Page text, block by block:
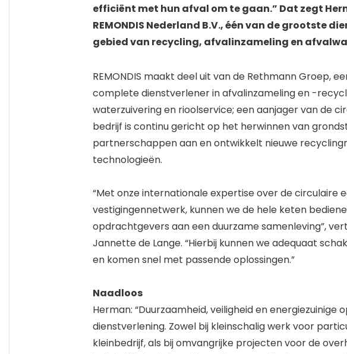
efficiënt met hun afval om te gaan.” Dat zegt
REMONDIS Nederland B.V., één van de grootste
gebied van recycling, afvalinzameling en
REMONDIS maakt deel uit van de Rethmann Groep,
complete dienstverlener in afvalinzameling en -
waterzuivering en rioolservice; een aanjager van de
bedrijf is continu gericht op het herwinnen van
partnerschappen aan en ontwikkelt nieuwe
technologieën.
“Met onze internationale expertise over de circulaire
vestigingennetwerk, kunnen we de hele keten
opdrachtgevers aan een duurzame samenleving”,
Jannette de Lange. “Hierbij kunnen we adequaat
en komen snel met passende oplossingen.”
Naadloos
Herman: “Duurzaamheid, veiligheid en energiezuinige
dienstverlening. Zowel bij kleinschalig werk voor
kleinbedrijf, als bij omvangrijke projecten voor de